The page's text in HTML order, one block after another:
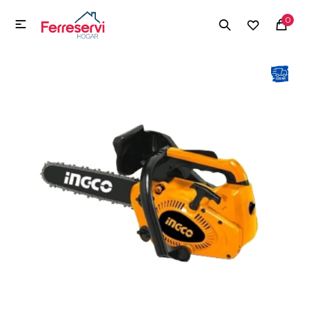
0

MI CUENTA
Electrodomésticos